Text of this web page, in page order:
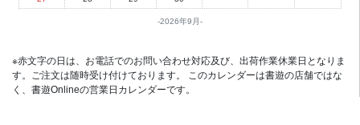
2026年9月
※赤文字の日は、お電話でのお問い合わせ対応及び、出荷作業休業日となりま
す。ご注文は随時受け付けております。 このカレンダーは書遊の店舗ではな
く、書遊Onlineの営業日カレンダーです。